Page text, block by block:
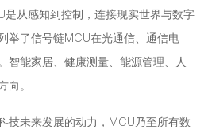
是从感知到控制，连接现实世界与数字
举了信号链MCU在光通信、通信电
智能家居、健康测量、能源管理、人
。
技未来发展的动力，MCU乃至所有数